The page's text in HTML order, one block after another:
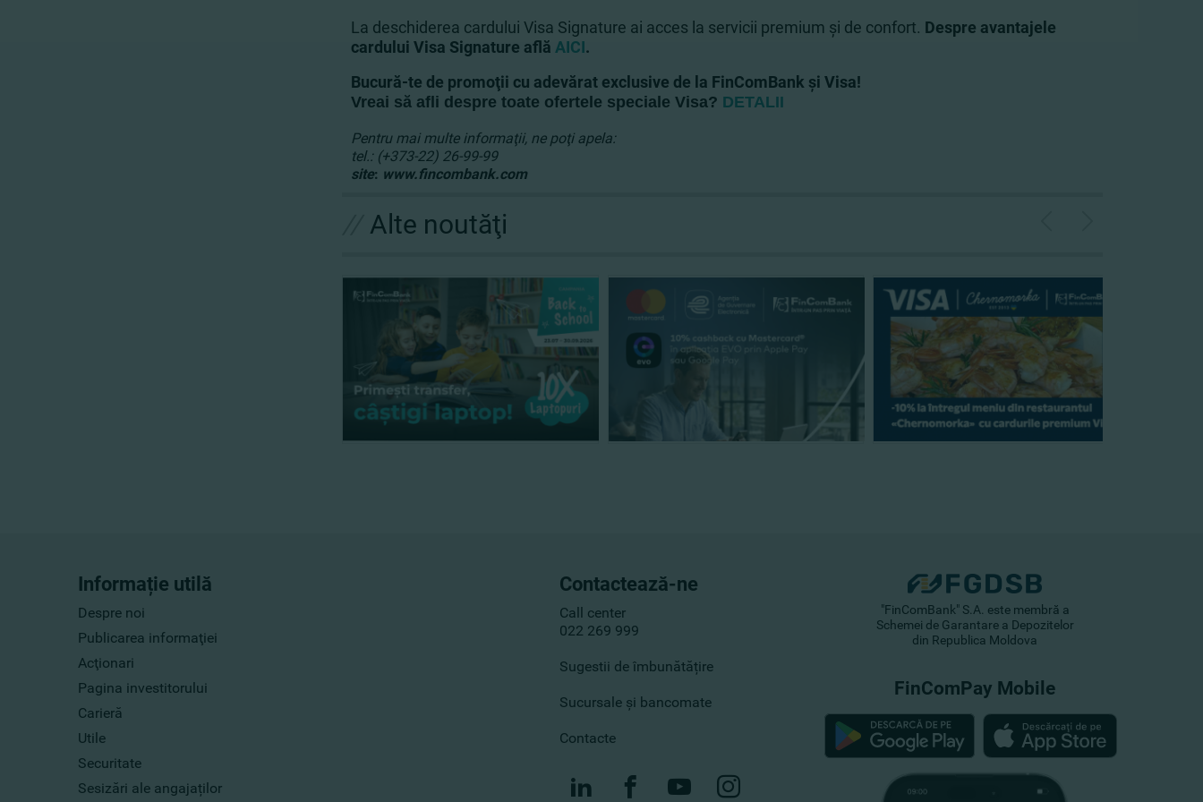
La deschiderea cardului Visa Signature ai acces la servicii premium şi de confort. Despre avantajele
cardului Visa Signature află AICI.
Bucură-te de promoţii cu adevărat exclusive de la FinComBank şi Visa!
Vreai să afli despre toate ofertele speciale Visa? DETALII
Pentru mai multe informaţii, ne poţi apela:
tel.: (+373-22) 26-99-99
site: www.fincombank.com
Alte noutăţi
Informație utilă
Despre noi
Publicarea informaţiei
Acţionari
Pagina investitorului
Carieră
Utile
Securitate
Sesizări ale angajaților
Contactează-ne
Call center
022 269 999
Sugestii de îmbunătățire
Sucursale și bancomate
Contacte
"FinComBank" S.A. este membră a
Schemei de Garantare a Depozitelor
din Republica Moldova
FinComPay Mobile